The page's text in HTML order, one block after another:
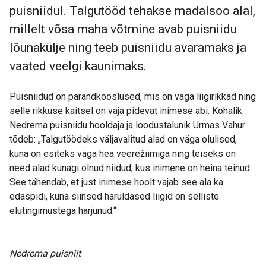
puisniidul. Talgutööd tehakse madalsoo alal,
millelt võsa maha võtmine avab puisniidu
lõunakülje ning teeb puisniidu avaramaks ja
vaated veelgi kaunimaks.
Puisniidud on pärandkooslused, mis on väga liigirikkad ning
selle rikkuse kaitsel on vaja pidevat inimese abi. Kohalik
Nedrema puisniidu hooldaja ja loodustalunik Urmas Vahur
tõdeb: „Talgutöödeks väljavalitud alad on väga olulised,
kuna on esiteks väga hea veerežiimiga ning teiseks on
need alad kunagi olnud niidud, kus inimene on heina teinud.
See tähendab, et just inimese hoolt vajab see ala ka
edaspidi, kuna siinsed haruldased liigid on selliste
elutingimustega harjunud.“
Nedrema puisniit